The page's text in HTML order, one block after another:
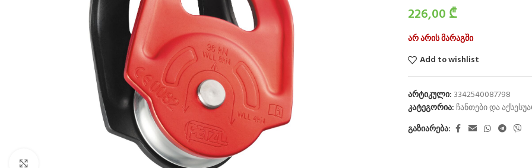
226,00 ₾
არ არის მარაგში
Add to wishlist
არტიკული: 3342540087798
კატეგორია: ჩანთები და
გაზიარება: